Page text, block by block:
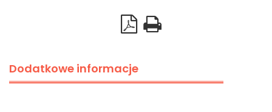
Dodatkowe informacje